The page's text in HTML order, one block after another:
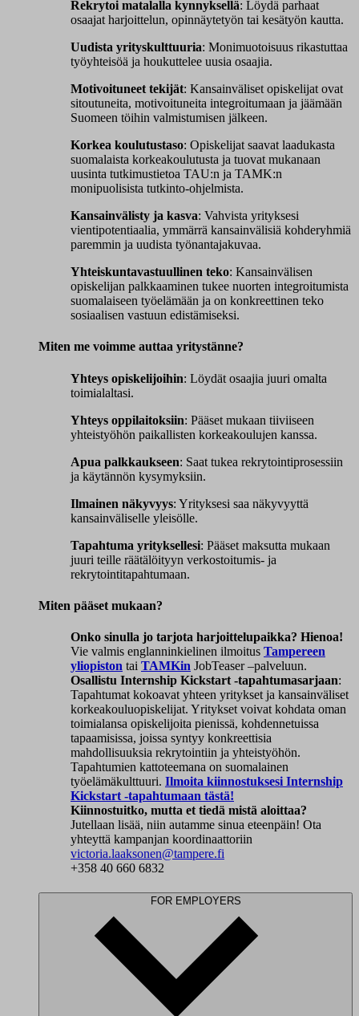
Rekrytoi matalalla kynnyksellä: Löydä parhaat
osaajat harjoittelun, opinnäytetyön tai kesätyön kautta.
Uudista yrityskulttuuria: Monimuotoisuus rikastuttaa
työyhteisöä ja houkuttelee uusia osaajia.
Motivoituneet tekijät: Kansainväliset opiskelijat ovat
sitoutuneita, motivoituneita integroitumaan ja jäämään
Suomeen töihin valmistumisen jälkeen.
Korkea koulutustaso: Opiskelijat saavat laadukasta
suomalaista korkeakoulutusta ja tuovat mukanaan
uusinta tutkimustietoa TAU:n ja TAMK:n
monipuolisista tutkinto-ohjelmista.
Kansainvälisty ja kasva: Vahvista yrityksesi
vientipotentiaalia, ymmärrä kansainvälisiä kohderyhmiä
paremmin ja uudista työnantajakuvaa.
Yhteiskuntavastuullinen teko: Kansainvälisen
opiskelijan palkkaaminen tukee nuorten integroitumista
suomalaiseen työelämään ja on konkreettinen teko
sosiaalisen vastuun edistämiseksi.
Miten me voimme auttaa yritystänne?
Yhteys opiskelijoihin: Löydät osaajia juuri omalta
toimialaltasi.
Yhteys oppilaitoksiin: Pääset mukaan tiiviiseen
yhteistyöhön paikallisten korkeakoulujen kanssa.
Apua palkkaukseen: Saat tukea rekrytointiprosessiin
ja käytännön kysymyksiin.
Ilmainen näkyvyys: Yrityksesi saa näkyvyyttä
kansainväliselle yleisölle.
Tapahtuma yrityksellesi: Pääset maksutta mukaan
juuri teille räätälöityyn verkostoitumis- ja
rekrytointitapahtumaan.
Miten pääset mukaan?
Onko sinulla jo tarjota harjoittelupaikka? Hienoa!
Vie valmis englanninkielinen ilmoitus Tampereen
yliopiston tai TAMKin JobTeaser –palveluun.
Osallistu Internship Kickstart -tapahtumasarjaan:
Tapahtumat kokoavat yhteen yritykset ja kansainväliset
korkeakouluopiskelijat. Yritykset voivat kohdata oman
toimialansa opiskelijoita pienissä, kohdennetuissa
tapaamisissa, joissa syntyy konkreettisia
mahdollisuuksia rekrytointiin ja yhteistyöhön.
Tapahtumien kattoteemana on suomalainen
työelämäkulttuuri. Ilmoita kiinnostuksesi Internship
Kickstart -tapahtumaan tästä!
Kiinnostuitko, mutta et tiedä mistä aloittaa?
Jutellaan lisää, niin autamme sinua eteenpäin! Ota
yhteyttä kampanjan koordinaattoriin
victoria.laaksonen@tampere.fi
+358 40 660 6832
FOR EMPLOYERS